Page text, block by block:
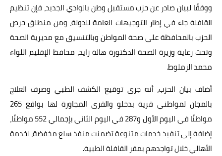
ووفقًا لبيان صادر عن حزب مستقبل وطن بالوادي الجديد، فإن تنظيم
القافلة جاء في إطار التوجيهات العامة للدولة، ومن منطلق حرص
الحزب بالمحافظة على صحة المواطن وبالتنسيق مع مديرية الصحة
وتحت رعاية وزيرة الصحة الدكتورة هالة زايد، محافظ الإقليم اللواء
محمد الزملوط.
أضاف بيان الحزب، أنه جرى توقيع الكشف الطبي وصرف العلاج
بالمجان لمواطني قرية بدخلو والقرى المجاورة لها بواقع 265
مواطنًا في اليوم الأول و287 في اليوم الثاني بإجمالي 552 مواطنًا،
إضافة إلى تنفيذ خدمات متنوعة تضمنت منفذ سلع مخفضة، لخدمة
الأهالي خلال تواجدهم بمقر القافلة الطبية.